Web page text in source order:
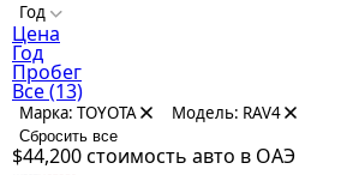
Год
Цена
Год
Пробег
Все(13)
Марка: TOYOTA Модель: RAV4
Сбросить все
$44,200стоимость авто в ОАЭ